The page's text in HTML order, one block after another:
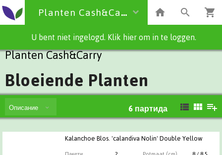
Planten Cash&Carry
U bent niet ingelogd. Klik hier om in te loggen.
Planten Cash&Carry
Bloeiende Planten
Описание 6 партида
Kalanchoe Blos. 'calandiva Nolin' Double Yellow